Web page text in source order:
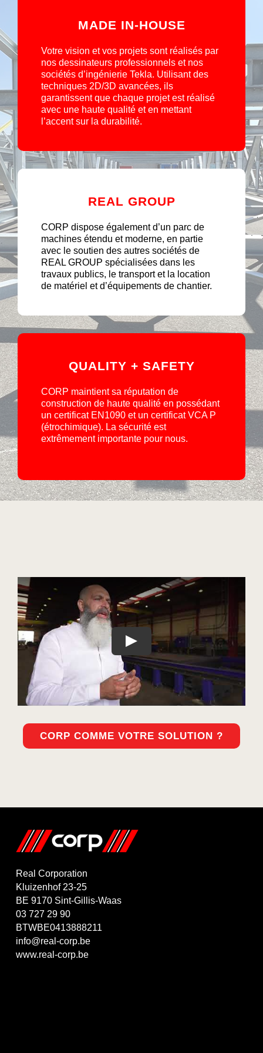
MADE IN-HOUSE
Votre vision et vos projets sont réalisés par
nos dessinateurs professionnels et nos
sociétés d’ingénierie Tekla. Utilisant des
techniques 2D/3D avancées, ils
garantissent que chaque projet est réalisé
avec une haute qualité et en mettant
l’accent sur la durabilité.
REAL GROUP
CORP dispose également d’un parc de
machines étendu et moderne, en partie
avec le soutien des autres sociétés de
REAL GROUP spécialisées dans les
travaux publics, le transport et la location
de matériel et d’équipements de chantier.
QUALITY + SAFETY
CORP maintient sa réputation de
construction de haute qualité en possédant
un certificat EN1090 et un certificat VCA P
(étrochimique). La sécurité est
extrêmement importante pour nous.
Play
CORP COMME VOTRE SOLUTION ?
Real Corporation
Kluizenhof 23-25
BE 9170 Sint-Gillis-Waas
03 727 29 90
BTWBE0413888211
info@real-corp.be
www.real-corp.be